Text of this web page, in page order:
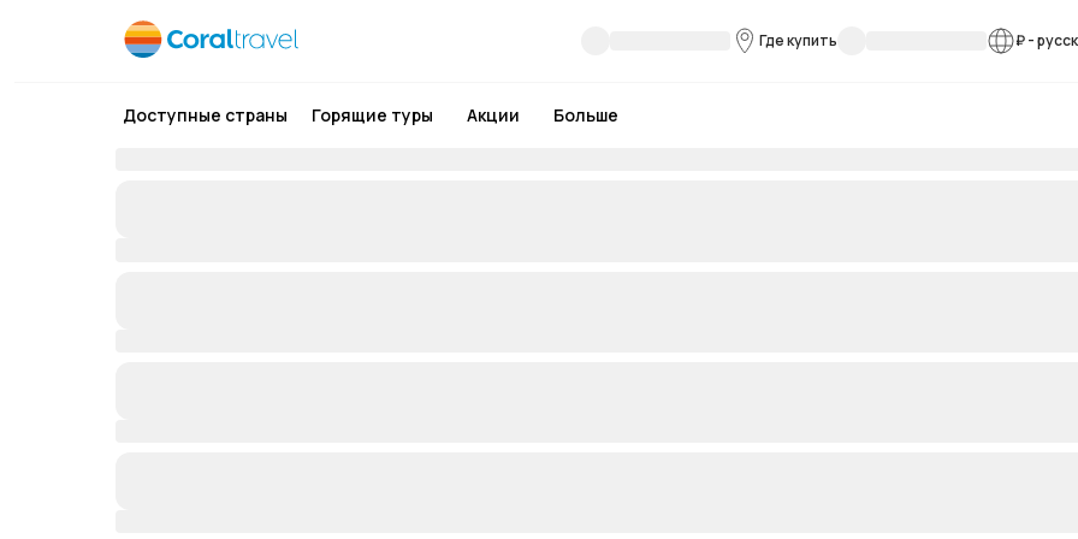
Где купить ₽-
Доступные страны Горящие туры Акции Больше